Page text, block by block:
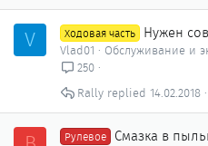
V Ходовая часть Нужен
Vlad01
Обслуживание и
250
14.02.2018
Rally
Рулевое Смазка в